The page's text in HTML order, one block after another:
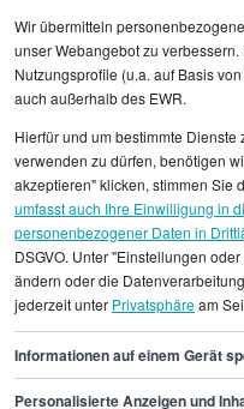
statistischen
Durchschnittswerte
einzelnen
Gehaltsinformationen
Zahntechniker/in
Wir übermitteln
unser Webangebot zu
Nutzungsprofile (u.a. auf Basis
auch außerhalb des EWR.
Hierfür und um bestimmte
verwenden zu dürfen, benötigen
akzeptieren" klicken, stimmen Sie
umfasst auch Ihre Einwilligung in
personenbezogener Daten in
DSGVO. Unter "Einstellungen
ändern oder die
jederzeit unter Privatsphäream
Informationen auf einem Gerät
Personalisierte Anzeigen und